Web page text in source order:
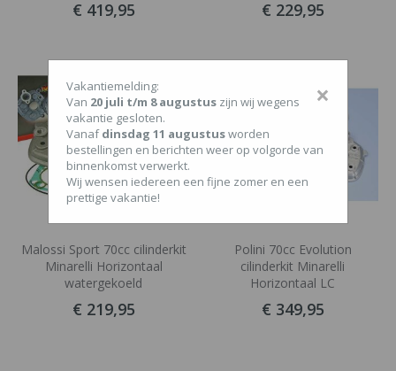
€ 419,95 € 229,95
Malossi Sport 70cc cilinderkit
Minarelli Horizontaal
watergekoeld
€ 219,95
Polini 70cc Evolution
cilinderkit Minarelli
Horizontaal LC
€ 349,95
×
Vakantiemelding:
Van 20 juli t/m 8 augustus zijn wij wegens
vakantie gesloten.
Vanafdinsdag 11 augustusworden
bestellingen en berichten weer op volgorde van
binnenkomst verwerkt.
Wij wensen iedereen een fijne zomer en een
prettige vakantie!